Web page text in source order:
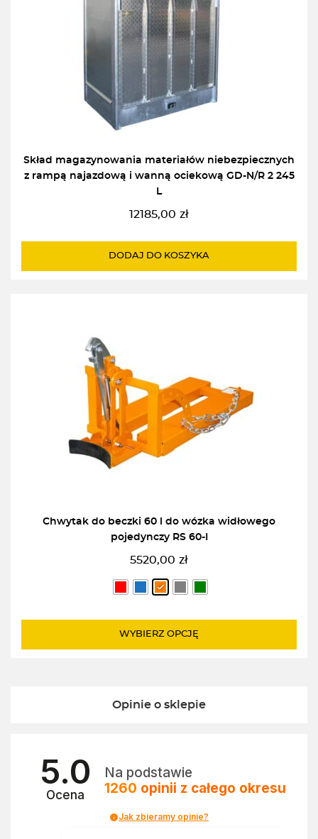
Skład magazynowania materiałów niebezpiecznych
z rampą najazdową i wanną ociekową GD-N/R 2 245
L
12185,00 zł
DODAJ DO KOSZYKA
Chwytak do beczki 60 l do wózka widłowego
pojedynczy RS 60-I
5520,00 zł
WYBIERZ OPCJĘ
Opinie o sklepie
5.0
Ocena
Na podstawie
1260 opinii z całego okresu
Jak zbieramy opinie?